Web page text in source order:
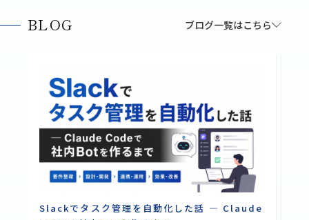
BLOG ブログ一覧はこちら
Slackでタスク管理を自動化した話 ― Claude